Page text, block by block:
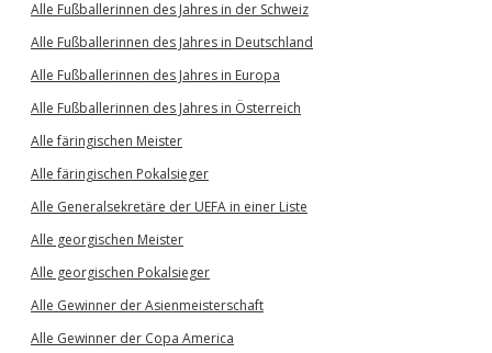
Alle Fußballerinnen des Jahres in der Schweiz
Alle Fußballerinnen des Jahres in Deutschland
Alle Fußballerinnen des Jahres in Europa
Alle Fußballerinnen des Jahres in Österreich
Alle färingischen Meister
Alle färingischen Pokalsieger
Alle Generalsekretäre der UEFA in einer Liste
Alle georgischen Meister
Alle georgischen Pokalsieger
Alle Gewinner der Asienmeisterschaft
Alle Gewinner der Copa America